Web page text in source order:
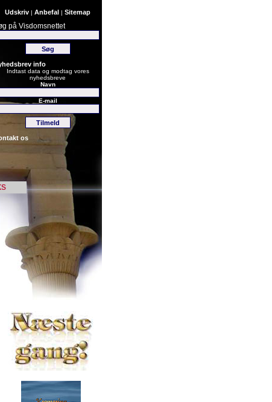
Udskriv | Anbefal | Sitemap
på Visdomsnettet
info
Indtast data og modtag vores
nyhedsbreve
Navn
E-mail
os